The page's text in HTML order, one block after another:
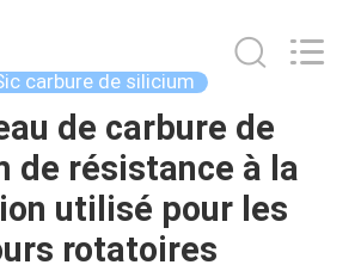
carbure de silicium
de carbure de
de résistance à la
utilisé pour les
rotatoires